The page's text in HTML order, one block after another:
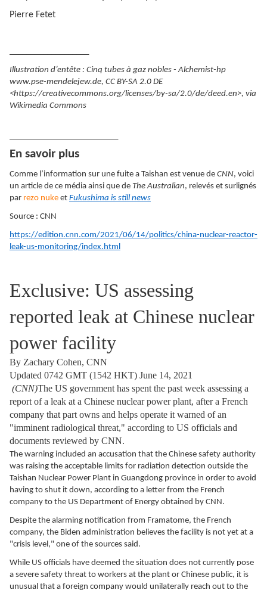
Pierre Fetet
Illustration d’entête : Cinq tubes à gaz nobles - Alchemist-hp
www.pse-mendelejew.de, CC BY-SA 2.0 DE
<https://creativecommons.org/licenses/by-sa/2.0/de/deed.en>, via
Wikimedia Commons
En savoir plus
Comme l’information sur une fuite a Taishan est venue de CNN, voici
un article de ce média ainsi que de The Australian, relevés et surlignés
par rezo nuke et Fukushima is still news
Source : CNN
https://edition.cnn.com/2021/06/14/politics/china-nuclear-reactor-
leak-us-monitoring/index.html
Exclusive: US assessing
reported leak at Chinese nuclear
power facility
By Zachary Cohen, CNN
Updated 0742 GMT (1542 HKT) June 14, 2021
(CNN)The US government has spent the past week assessing a
report of a leak at a Chinese nuclear power plant, after a French
company that part owns and helps operate it warned of an
"imminent radiological threat," according to US officials and
documents reviewed by CNN.
The warning included an accusation that the Chinese safety authority
was raising the acceptable limits for radiation detection outside the
Taishan Nuclear Power Plant in Guangdong province in order to avoid
having to shut it down, according to a letter from the French
company to the US Department of Energy obtained by CNN.
Despite the alarming notification from Framatome, the French
company, the Biden administration believes the facility is not yet at a
"crisis level," one of the sources said.
While US officials have deemed the situation does not currently pose
a severe safety threat to workers at the plant or Chinese public, it is
unusual that a foreign company would unilaterally reach out to the